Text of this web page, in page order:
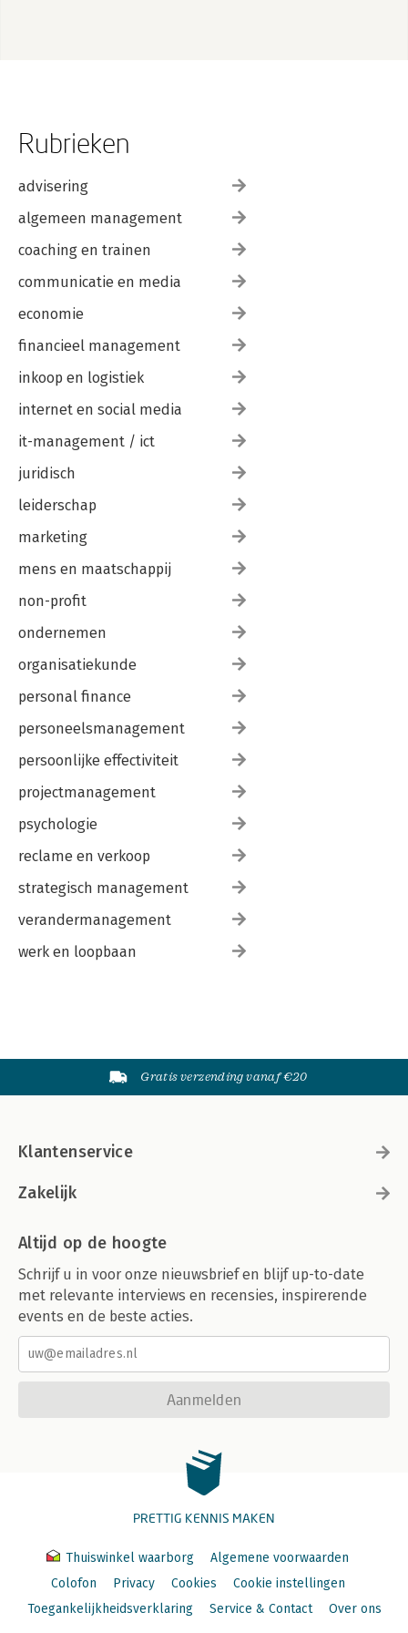
Rubrieken
advisering
algemeen management
coaching en trainen
communicatie en media
economie
financieel management
inkoop en logistiek
internet en social media
it-management / ict
juridisch
leiderschap
marketing
mens en maatschappij
non-profit
ondernemen
organisatiekunde
personal finance
personeelsmanagement
persoonlijke effectiviteit
projectmanagement
psychologie
reclame en verkoop
strategisch management
verandermanagement
werk en loopbaan
Gratis verzending vanaf €20
Klantenservice
Zakelijk
Altijd op de hoogte
Schrijf u in voor onze nieuwsbrief en blijf up-to-date
met relevante interviews en recensies, inspirerende
events en de beste acties.
Aanmelden
PRETTIG KENNIS MAKEN
Thuiswinkel waarborg
Algemene voorwaarden
Colofon
Privacy Cookies
Cookie instellingen
Toegankelijkheidsverklaring
Service & Contact Over ons